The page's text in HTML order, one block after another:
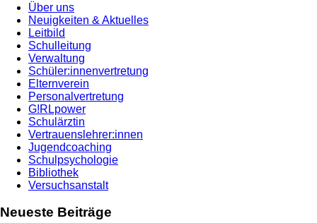
Über uns
Neuigkeiten & Aktuelles
Leitbild
Schulleitung
Verwaltung
Schüler:innenvertretung
Elternverein
Personalvertretung
G!RLpower
Schulärztin
Vertrauenslehrer:innen
Jugendcoaching
Schulpsychologie
Bibliothek
Versuchsanstalt
Neueste Beiträge